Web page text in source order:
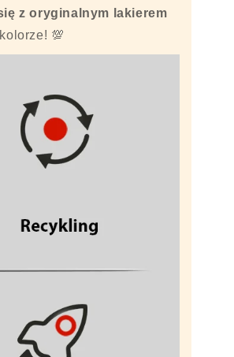
z oryginalnym lakierem
💯